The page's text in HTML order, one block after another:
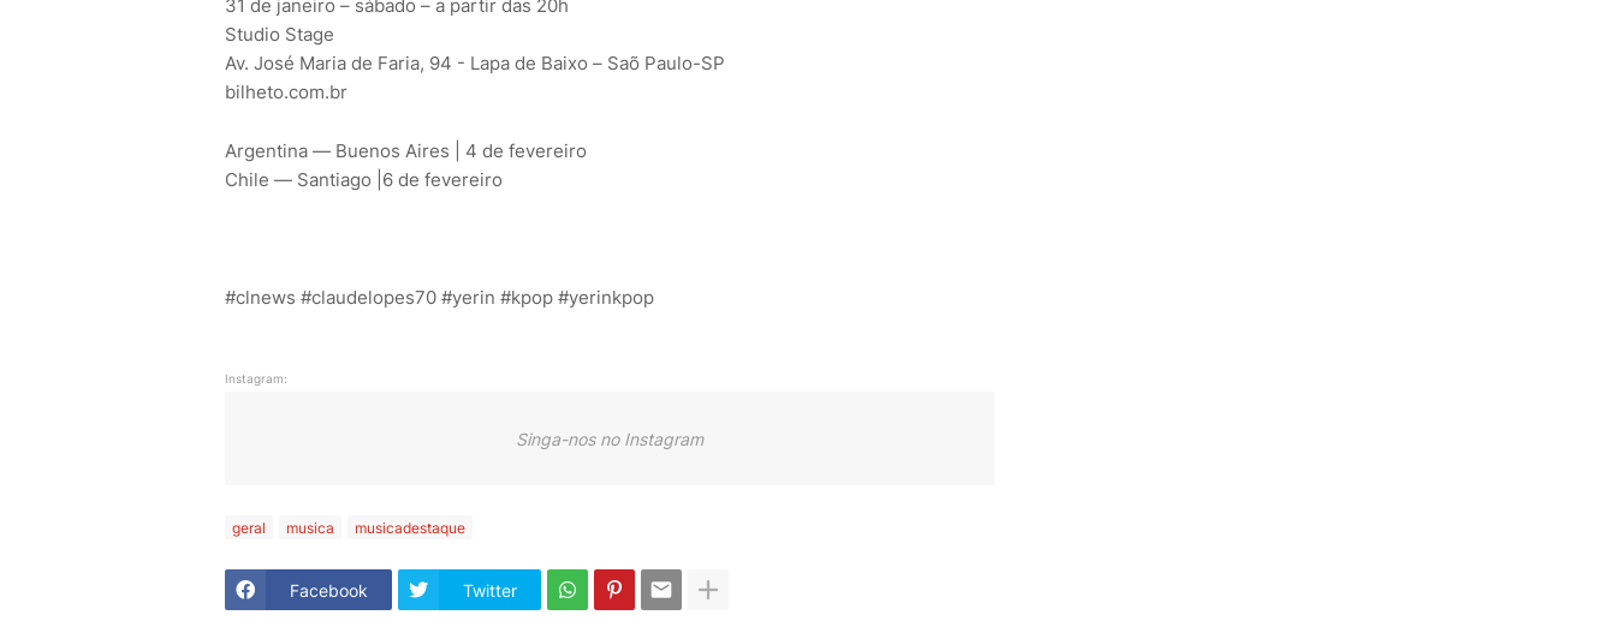
31 de janeiro – sábado – a partir das 20h
Studio Stage
Av. José Maria de Faria, 94 - Lapa de Baixo – Saõ Paulo-SP
bilheto.com.br
Argentina — Buenos Aires | 4 de fevereiro
Chile — Santiago |6 de fevereiro
#clnews #claudelopes70 #yerin #kpop #yerinkpop
Instagram:
Singa-nos no Instagram
geral musica musicadestaque
Facebook Twitter